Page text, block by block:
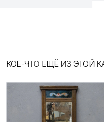
КОЕ-ЧТО ЕЩЁ ИЗ ЭТОЙ